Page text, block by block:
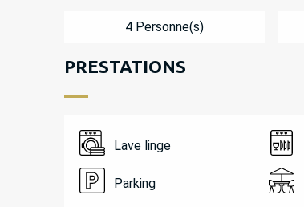
4 Personne(s)
PRESTATIONS
Lave linge
Parking